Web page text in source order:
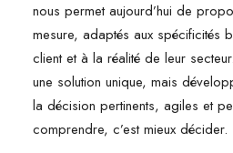
nous permet aujourd’hui de
mesure, adaptés aux spécificités
client et à la réalité de leur
une solution unique, mais
la décision pertinents, agiles et
comprendre, c’est mieux décider.